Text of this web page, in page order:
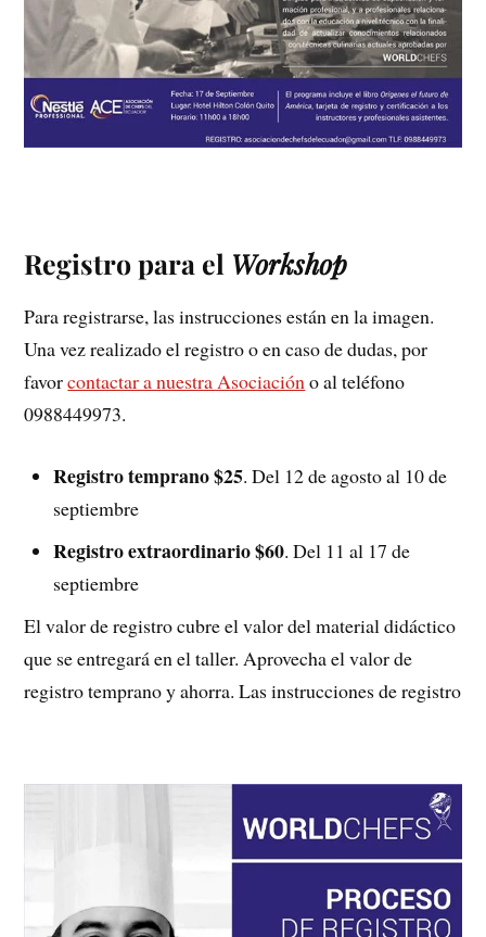
Registro para el Workshop
Para registrarse, las instrucciones están en la imagen.
Una vez realizado el registro o en caso de dudas, por
favorcontactar a nuestra Asociacióno al teléfono
0988449973.
Registro temprano $25. Del 12 de agosto al 10 de
septiembre
Registro extraordinario $60. Del 11 al 17 de
septiembre
El valor de registro cubre el valor del material didáctico
que se entregará en el taller. Aprovecha el valor de
registro temprano y ahorra. Las instrucciones de registro